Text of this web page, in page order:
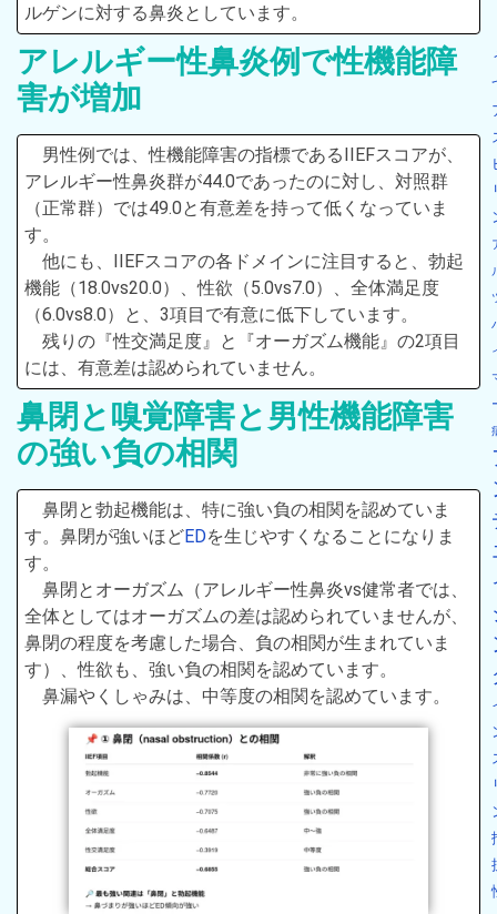
ルゲンに対する鼻炎としています。
アレルギー性鼻炎例で性機能障
害が増加
男性例では、性機能障害の指標であるIIEFスコアが、
アレルギー性鼻炎群が44.0であったのに対し、対照群
（正常群）では49.0と有意差を持って低くなっていま
す。
他にも、IIEFスコアの各ドメインに注目すると、勃起
機能（18.0vs20.0）、性欲（5.0vs7.0）、全体満足度
（6.0vs8.0）と、3項目で有意に低下しています。
残りの『性交満足度』と『オーガズム機能』の2項目
には、有意差は認められていません。
鼻閉と嗅覚障害と男性機能障害
の強い負の相関
鼻閉と勃起機能は、特に強い負の相関を認めていま
す。鼻閉が強いほどEDを生じやすくなることになりま
す。
鼻閉とオーガズム（アレルギー性鼻炎vs健常者では、
全体としてはオーガズムの差は認められていませんが、
鼻閉の程度を考慮した場合、負の相関が生まれていま
す）、性欲も、強い負の相関を認めています。
鼻漏やくしゃみは、中等度の相関を認めています。